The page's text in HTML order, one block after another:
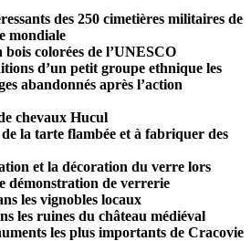
des 250 cimetières militaires de
mondiale
bois colorées de l’UNESCO
d’un petit groupe ethnique les
abandonnés après l’action
chevaux Hucul
la tarte flambée et à fabriquer des
et la décoration du verre lors
démonstration de verrerie
les vignobles locaux
les ruines du château médiéval
les plus importants de Cracovie